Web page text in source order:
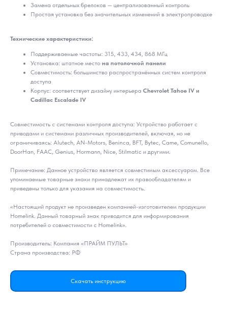
Замена отдельных брелоков — централизованный контроль
Простая установка без значительных изменений в электропроводке
Технические характеристики:
Поддерживаемые частоты: 315, 433, 434, 868 МГц
Установка: штатное место на потолочной панели
Совместимость: большинство распространённых систем контроля
доступа
Корпус: соответствует дизайну интерьера Chevrolet Tahoe IV и
Cadillac Escalade IV
Совместимость с системами контроля доступа: Устройство работает с
приводами и системами различных производителей, включая, но не
ограничиваясь: Alutech, AN-Motors, Beninca, BFT, Bytec, Came, Comunello,
DoorHan, FAAC, Genius, Hormann, Nice, Stilmatic и другими.
Примечание: Данное устройство является совместимым аксессуаром. Все
упоминаемые товарные знаки принадлежат их правообладателям и
приведены только для указания на совместимость.
«Настоящий продукт не произведен компанией-изготовителем продукции
Homelink. Данный товарный знак приводится для информирования
потребителей о совместимости c Homelink».
Производитель: Компания «ПРАЙМ ПУЛЬТ»
Страна производства: РФ
Скачать инструкцию